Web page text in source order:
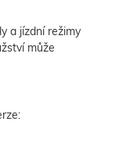
a jízdní režimy
může